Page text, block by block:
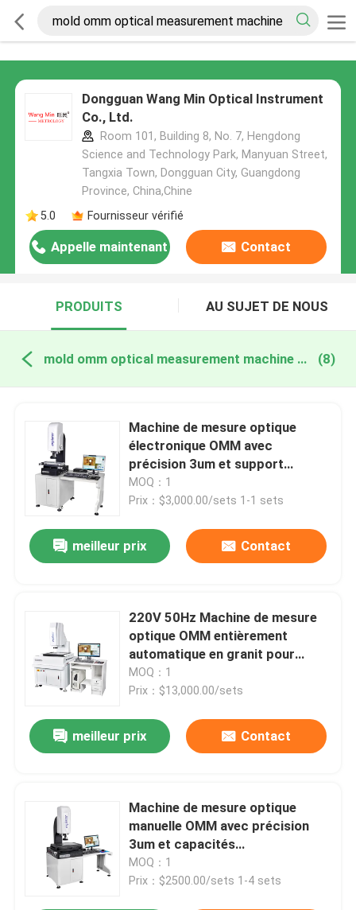
Dongguan Wang Min Optical Instrument
Co., Ltd.
Room 101, Building 8, No. 7, Hengdong
Science and Technology Park, Manyuan Street,
Tangxia Town, Dongguan City, Guangdong
Province, China,Chine
5.0
Fournisseur vérifié
Appelle maintenant Contact
PRODUITS AU SUJET DE NOUS
mold omm optical measurement machine fabrication en ligne (8)
Machine de mesure optique
électronique OMM avec
précision 3um et support
personnalisé pour couper la
moisissure OEM
MOQ：1
Prix：$3,000.00/sets 1-1 sets
meilleur prix Contact
220V 50Hz Machine de mesure
optique OMM entièrement
automatique en granit pour
électronique et plastique
MOQ：1
Prix：$13,000.00/sets
meilleur prix Contact
Machine de mesure optique
manuelle OMM avec précision
3um et capacités
multifonctionnelles pour la
mesure vidéo de précision
MOQ：1
Prix：$2500.00/sets 1-4 sets